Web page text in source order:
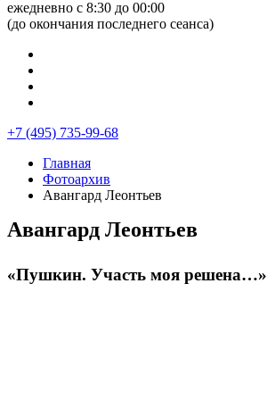
ежедневно с 8:30 до 00:00
(до окончания последнего сеанса)
+7 (495) 735-99-68
Главная
Фотоархив
Авангард Леонтьев
Авангард Леонтьев
«Пушкин. Участь моя решена…»